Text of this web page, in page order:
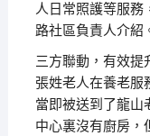
人日常照護等服務
路社區負責人介紹
三方聯動，有效提
張姓老人在養老服
當即被送到了龍山
中心裏沒有廚房，